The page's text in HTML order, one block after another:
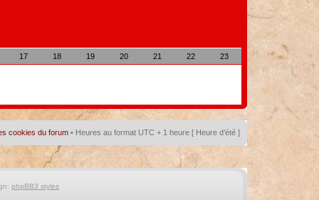
17 18 19 20 21 22 23
cookies du forum • Heures au format UTC + 1 heure [ Heure d’été ]
phpBB3 styles